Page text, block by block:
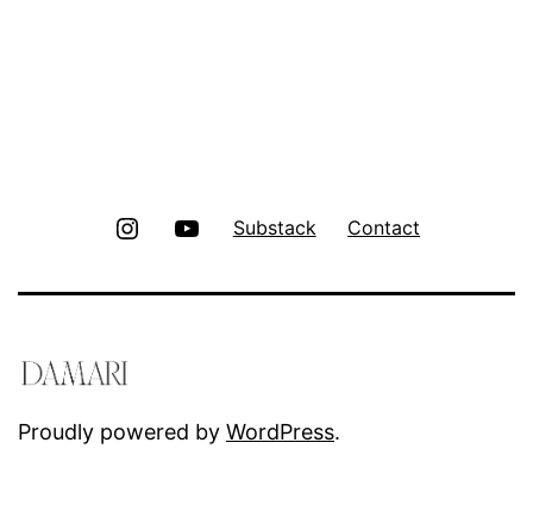
InstagramYoutube
Substack Contact
Proudly powered by WordPress.